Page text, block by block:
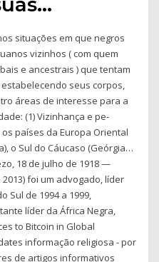
situações em que negros
vizinhos ( com quem
e ancestrais ) que tentam
seus corpos,
áreas de interesse para a
(1) Vizinhança e pe-
países da Europa Oriental
o Sul do Cáucaso (Geórgia…
18 de julho de 1918 —
foi um advogado, líder
Sul de 1994 a 1999,
líder da África Negra,
to Bitcoin in Global
informação religiosa - por
de artigos informativos